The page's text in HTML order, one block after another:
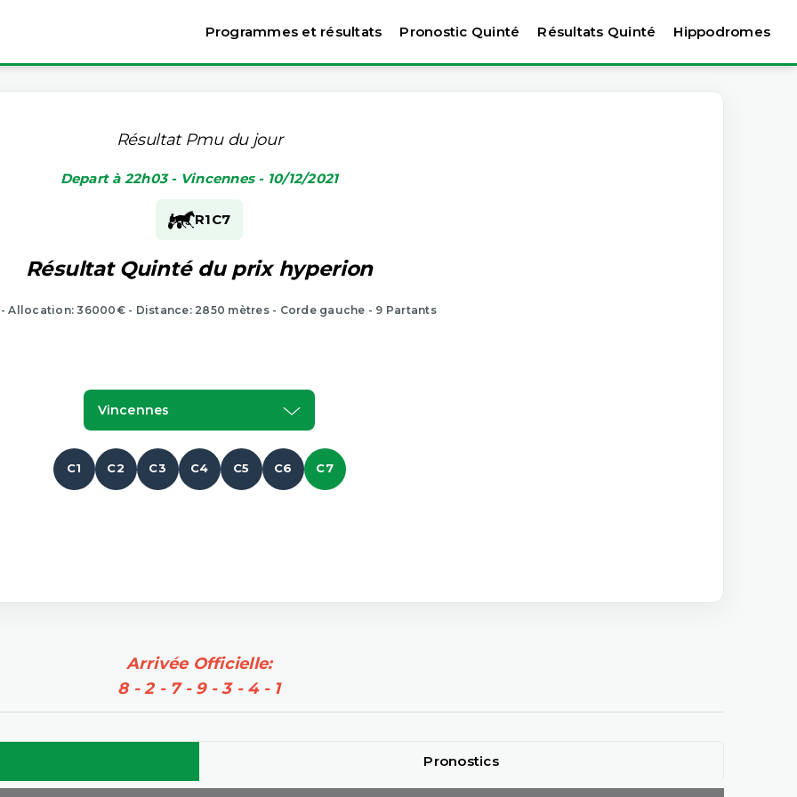
Programmes et résultats Pronostic Quinté Résultats Quinté Hippodromes
Résultat Pmu du jour
Depart à 22h03 - Vincennes - 10/12/2021
R1C7
Résultat Quinté du prix hyperion
Allocation: 36000€ - Distance: 2850 mètres - Corde gauche - 9 Partants
Vincennes
C1 C2 C3 C4 C5 C6 C7
Arrivée Officielle:
8 - 2 - 7 - 9 - 3 - 4 - 1
Pronostics